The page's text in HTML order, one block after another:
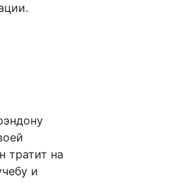
тратит на
и